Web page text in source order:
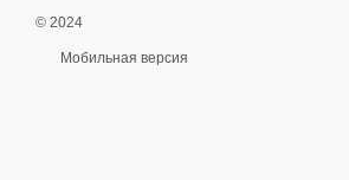
© 2024
Мобильная версия